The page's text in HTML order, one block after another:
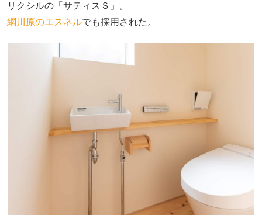
リクシルの「サティスＳ」。
網川原のエスネルでも採用された。